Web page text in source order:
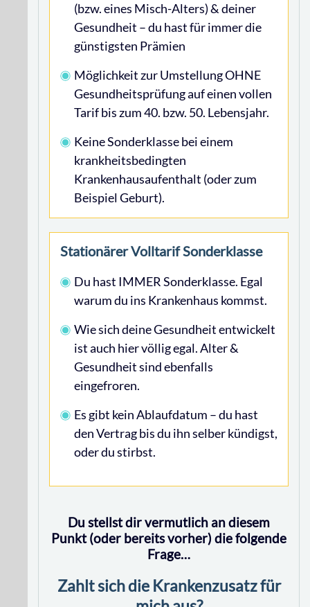
(bzw. eines Misch-Alters) & deiner
Gesundheit – du hast für immer die
günstigsten Prämien
Möglichkeit zur Umstellung OHNE
Gesundheitsprüfung auf einen vollen
Tarif bis zum 40. bzw. 50. Lebensjahr.
Keine Sonderklasse bei einem
krankheitsbedingten
Krankenhausaufenthalt (oder zum
Beispiel Geburt).
Stationärer Volltarif Sonderklasse
Du hast IMMER Sonderklasse. Egal
warum du ins Krankenhaus kommst.
Wie sich deine Gesundheit entwickelt
ist auch hier völlig egal. Alter &
Gesundheit sind ebenfalls
eingefroren.
Es gibt kein Ablaufdatum – du hast
den Vertrag bis du ihn selber kündigst,
oder du stirbst.
Du stellst dir vermutlich an diesem
Punkt (oder bereits vorher) die folgende
Frage…
Zahlt sich die Krankenzusatz für